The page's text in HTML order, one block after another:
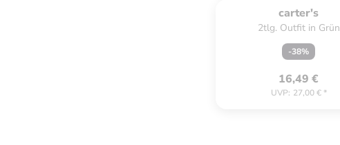
carter's
2tlg. Outfit in Grün
-38%
16,49 €
UVP: 27,00 €*